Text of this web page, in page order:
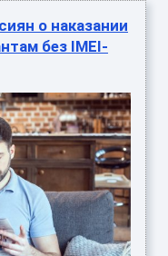
о наказании
без IMEI-